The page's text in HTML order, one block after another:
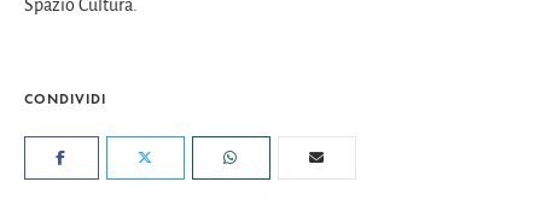
Spazio Cultura
CONDIVIDI